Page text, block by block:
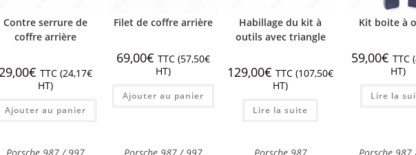
Contre serrure de
coffre arrière
€ TTC (24,17€
HT)
Ajouter au panier
Filet de coffre arrière
69,00€ TTC (57,50€
HT)
Ajouter au panier
Habillage du kit à
outils avec triangle
129,00€ TTC (107,50€
HT)
Lire la suite
Kit boite à
59,00€ TTC (
HT)
Lire la